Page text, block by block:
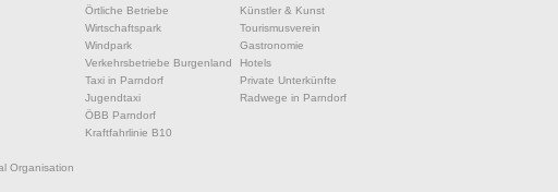
Organisation
Örtliche Betriebe
Wirtschaftspark
Windpark
Verkehrsbetriebe Burgenland
Taxi in Parndorf
Jugendtaxi
ÖBB Parndorf
Kraftfahrlinie B10
Künstler & Kunst
Tourismusverein
Gastronomie
Hotels
Private Unterkünfte
Radwege in Parndorf